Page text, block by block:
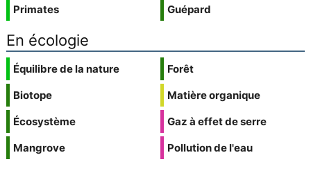
Primates
Guépard
En écologie
Équilibre de la nature
Biotope
Écosystème
Mangrove
Forêt
Matière organique
Gaz à effet de serre
Pollution de l'eau